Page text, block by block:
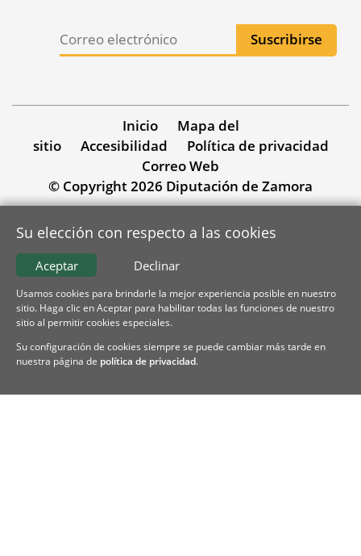
Inicio
Mapa del
sitio
Accesibilidad
Política de privacidad
Correo Web
© Copyright 2026 Diputación de Zamora
Su elección con respecto a las cookies
Declinar
Aceptar
Usamos cookies para brindarle la mejor experiencia posible en nuestro
sitio. Haga clic en Aceptar para habilitar todas las funciones de nuestro
sitio al permitir cookies especiales.
Su configuración de cookies siempre se puede cambiar más tarde en
nuestra página de política de privacidad.